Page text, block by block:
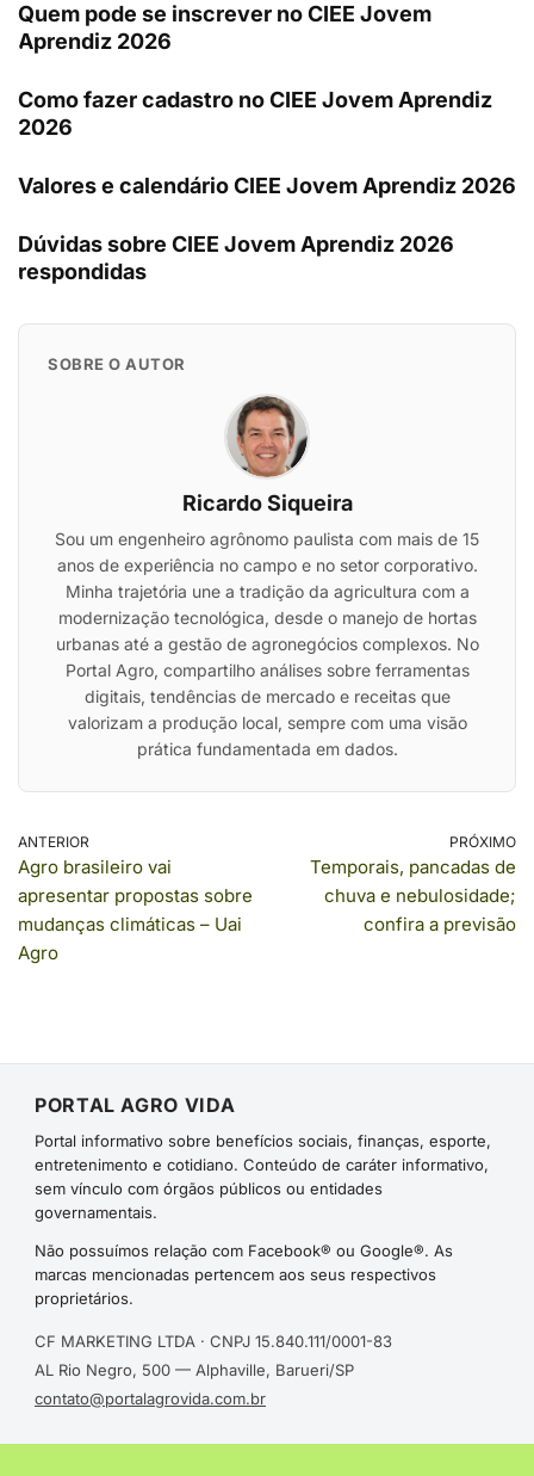
Quem pode se inscrever no CIEE Jovem
Aprendiz 2026
Como fazer cadastro no CIEE Jovem Aprendiz
2026
Valores e calendário CIEE Jovem Aprendiz 2026
Dúvidas sobre CIEE Jovem Aprendiz 2026
respondidas
SOBRE O AUTOR
Ricardo Siqueira
Sou um engenheiro agrônomo paulista com mais de 15
anos de experiência no campo e no setor corporativo.
Minha trajetória une a tradição da agricultura com a
modernização tecnológica, desde o manejo de hortas
urbanas até a gestão de agronegócios complexos. No
Portal Agro, compartilho análises sobre ferramentas
digitais, tendências de mercado e receitas que
valorizam a produção local, sempre com uma visão
prática fundamentada em dados.
ANTERIOR
Agro brasileiro vai
apresentar propostas sobre
mudanças climáticas – Uai
Agro
PRÓXIMO
Temporais, pancadas de
chuva e nebulosidade;
confira a previsão
PORTAL AGRO VIDA
Portal informativo sobre benefícios sociais, finanças, esporte,
entretenimento e cotidiano. Conteúdo de caráter informativo,
sem vínculo com órgãos públicos ou entidades
governamentais.
Não possuímos relação com Facebook® ou Google®. As
marcas mencionadas pertencem aos seus respectivos
proprietários.
CF MARKETING LTDA · CNPJ 15.840.111/0001-83
AL Rio Negro, 500 — Alphaville, Barueri/SP
contato@portalagrovida.com.br